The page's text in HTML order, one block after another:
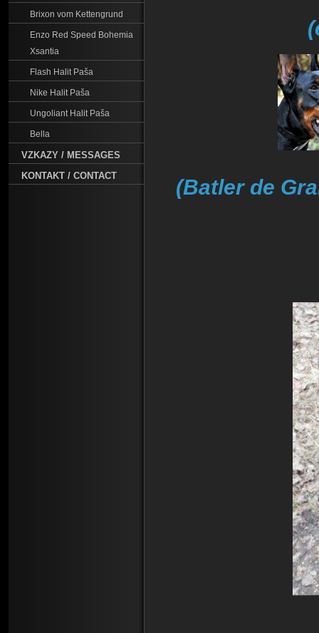
(Batler de
Brixon vom Kettengrund
Enzo Red Speed Bohemia
Xsantia
Flash Halit Paša
Nike Halit Paša
Ungoliant Halit Paša
Bella
VZKAZY / MESSAGES
KONTAKT / CONTACT